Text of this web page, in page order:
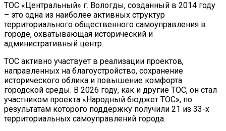
ТОС «Центральный» г. Вологды, созданный в 2014 году
– это одна из наиболее активных структур
территориального общественного самоуправления в
городе, охватывающая исторический и
административный центр.
ТОС активно участвует в реализации проектов,
направленных на благоустройство, сохранение
исторического облика и повышение комфорта
городской среды. В 2026 году, как и другие ТОС, он стал
участником проекта «Народный бюджет ТОС», по
результатам которого поддержку получили 21 из 33-х
территориальных самоуправлений города.